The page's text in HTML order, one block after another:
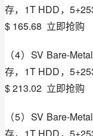
存，1T HDD，
$ 165.68  立即抢购
（4）SV Bare-
存，1T HDD，
$ 213.02  立即抢购
（5）SV Bare-